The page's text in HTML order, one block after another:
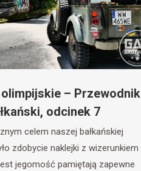
– Przewodnik
odcinek 7
celem naszej bałkańskiej
zdobycie naklejki z wizerunkiem
jegomość pamiętają zapewne